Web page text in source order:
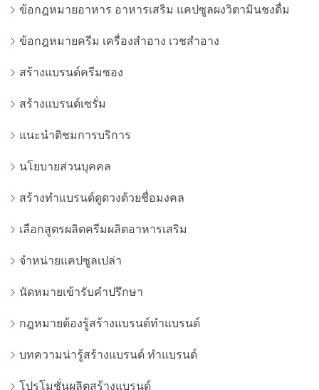
ข้อกฎหมายอาหาร อาหารเสริม แคปซูลผงวิตามินชงดื่ม
ข้อกฎหมายครีม เครื่องสำอาง เวชสำอาง
สร้างแบรนด์ครีมซอง
สร้างแบรนด์เซรั่ม
แนะนำติชมการบริการ
นโยบายส่วนบุคคล
สร้างทำแบรนด์ดูดวงด้วยชื่อมงคล
เลือกสูตรผลิตครีมผลิตอาหารเสริม
จำหน่ายแคปซูลเปล่า
นัดหมายเข้ารับคำปรึกษา
กฎหมายต้องรู้สร้างแบรนด์ทำแบรนด์
บทความน่ารู้สร้างแบรนด์ ทำแบรนด์
โปรโมชั่นผลิตสร้างแบรนด์